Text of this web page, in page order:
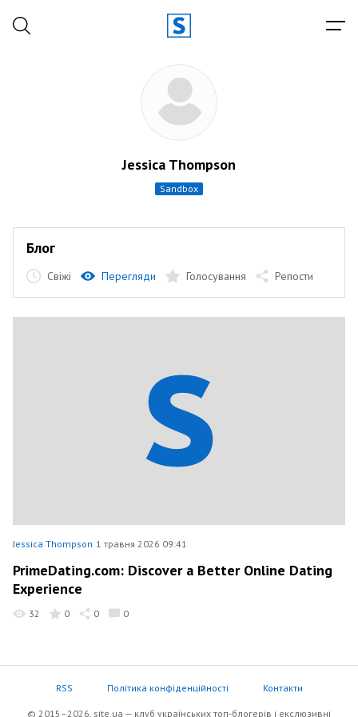
Jessica Thompson
sandbox
Блог
Свіжі Перегляди Голосування Репости
Jessica Thompson 1 травня 2026 09:41
PrimeDating.com: Discover a Better Online Dating
Experience
32 0 0 0
RSS Політика конфіденційності Контакти
© 2015–2026, site.ua — клуб українських топ-блогерів i екслюзивнi